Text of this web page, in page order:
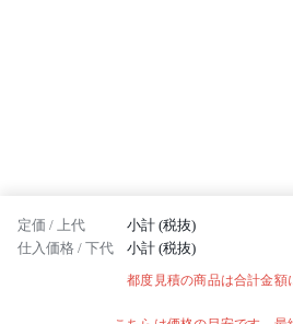
定価 / 上代 小計 (税抜)
仕入価格 / 下代 小計 (税抜)
都度見積の商品は合計金額